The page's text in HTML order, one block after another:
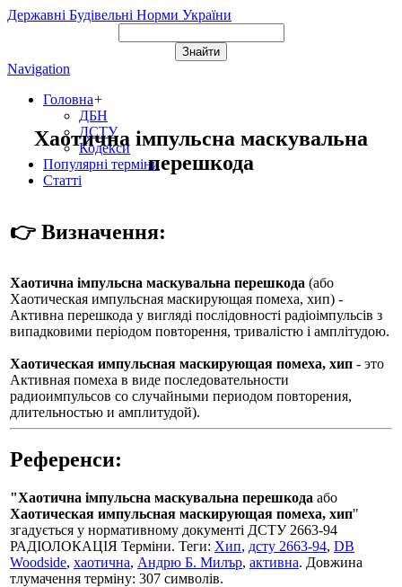
Державні Будівельні Норми України
Navigation
Головна+
ДБН
ДСТУ
Кодекси
Популярні терміни
Статті
Хаотична імпульсна маскувальна
перешкода
👉 Визначення:
Хаотична імпульсна маскувальна перешкода (або
Хаотическая импульсная маскирующая помеха, хип) -
Активна перешкода у вигляді послідовності радіоімпульсів з
випадковими періодом повторення, тривалістю і амплітудою.
Хаотическая импульсная маскирующая помеха, хип - это
Активная помеха в виде последовательности
радиоимпульсов со случайными периодом повторения,
длительностью и амплитудой).
Референси:
"Хаотична імпульсна маскувальна перешкода або
Хаотическая импульсная маскирующая помеха, хип"
згадується у нормативному документі ДСТУ 2663-94
РАДІОЛОКАЦІЯ Терміни. Теги: Хип, дсту 2663-94, DB
Woodside, хаотична, Андрю Б. Милър, активна. Довжина
тлумачення терміну: 307 символів.